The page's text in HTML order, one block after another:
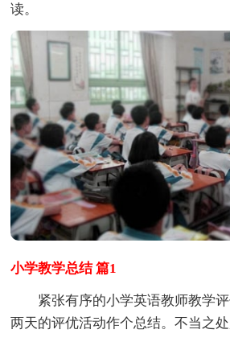
读。
小学教学总结 篇1
紧张有序的小学英语教师教学评
两天的评优活动作个总结。不当之处